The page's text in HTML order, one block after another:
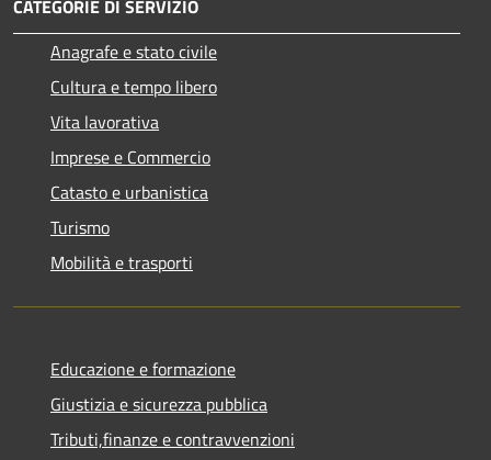
CATEGORIE DI SERVIZIO
Anagrafe e stato civile
Cultura e tempo libero
Vita lavorativa
Imprese e Commercio
Catasto e urbanistica
Turismo
Mobilità e trasporti
Educazione e formazione
Giustizia e sicurezza pubblica
Tributi,finanze e contravvenzioni